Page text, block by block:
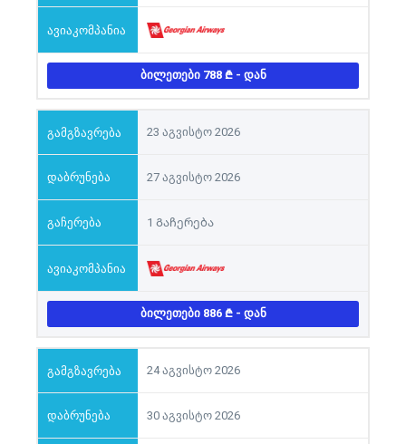
ᲑᲘᲚᲔᲗᲔᲑᲘ 788 - ᲓᲐᲜ
23 აგვისტო 2026
27 აგვისტო 2026
1 Გაჩერება
ᲑᲘᲚᲔᲗᲔᲑᲘ 886 - ᲓᲐᲜ
24 აგვისტო 2026
30 აგვისტო 2026